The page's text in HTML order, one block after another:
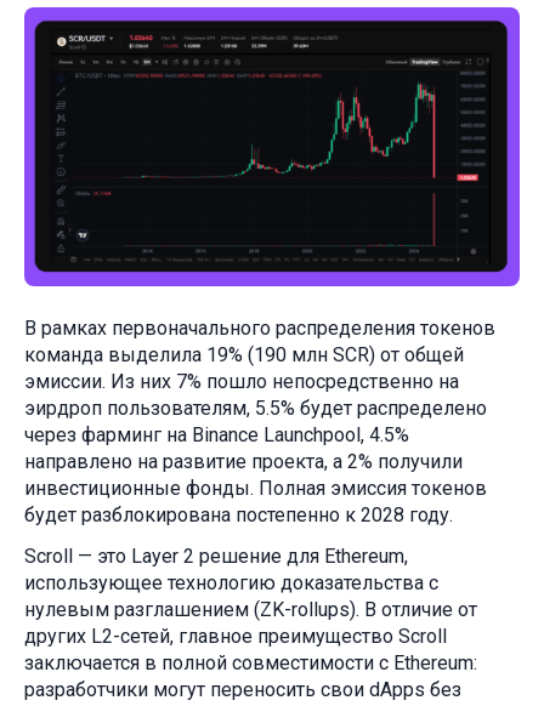
В рамках первоначального распределения токенов
команда выделила 19% (190 млн SCR) от общей
эмиссии. Из них 7% пошло непосредственно на
эирдроп пользователям, 5.5% будет распределено
через фарминг на Binance Launchpool, 4.5%
направлено на развитие проекта, а 2% получили
инвестиционные фонды. Полная эмиссия токенов
будет разблокирована постепенно к 2028 году.
Scroll — это Layer 2 решение для Ethereum,
использующее технологию доказательства с
нулевым разглашением (ZK-rollups). В отличие от
других L2-сетей, главное преимущество Scroll
заключается в полной совместимости с Ethereum:
разработчики могут переносить свои dApps без